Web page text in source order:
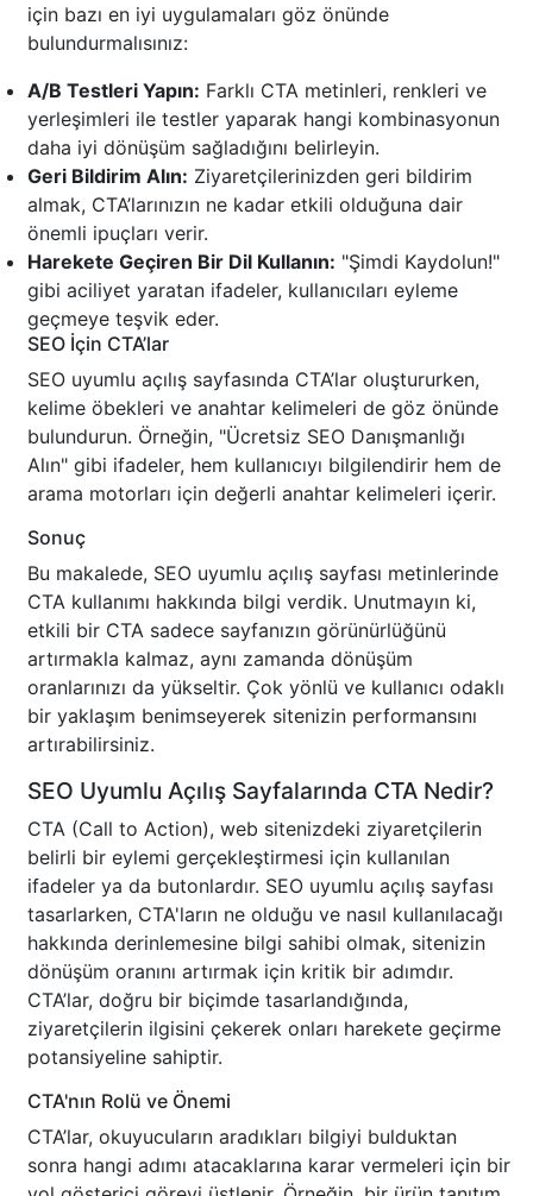
için bazı en iyi uygulamaları göz önünde
bulundurmalısınız:
A/B Testleri Yapın: Farklı CTA metinleri, renkleri ve
yerleşimleri ile testler yaparak hangi kombinasyonun
daha iyi dönüşüm sağladığını belirleyin.
Geri Bildirim Alın: Ziyaretçilerinizden geri bildirim
almak, CTA’larınızın ne kadar etkili olduğuna dair
önemli ipuçları verir.
Harekete Geçiren Bir Dil Kullanın: "Şimdi Kaydolun!"
gibi aciliyet yaratan ifadeler, kullanıcıları eyleme
geçmeye teşvik eder.
SEO İçin CTA’lar
SEO uyumlu açılış sayfasında CTA’lar oluştururken,
kelime öbekleri ve anahtar kelimeleri de göz önünde
bulundurun. Örneğin, "Ücretsiz SEO Danışmanlığı
Alın" gibi ifadeler, hem kullanıcıyı bilgilendirir hem de
arama motorları için değerli anahtar kelimeleri içerir.
Sonuç
Bu makalede, SEO uyumlu açılış sayfası metinlerinde
CTA kullanımı hakkında bilgi verdik. Unutmayın ki,
etkili bir CTA sadece sayfanızın görünürlüğünü
artırmakla kalmaz, aynı zamanda dönüşüm
oranlarınızı da yükseltir. Çok yönlü ve kullanıcı odaklı
bir yaklaşım benimseyerek sitenizin performansını
artırabilirsiniz.
SEO Uyumlu Açılış Sayfalarında CTA Nedir?
CTA (Call to Action), web sitenizdeki ziyaretçilerin
belirli bir eylemi gerçekleştirmesi için kullanılan
ifadeler ya da butonlardır. SEO uyumlu açılış sayfası
tasarlarken, CTA'ların ne olduğu ve nasıl kullanılacağı
hakkında derinlemesine bilgi sahibi olmak, sitenizin
dönüşüm oranını artırmak için kritik bir adımdır.
CTA’lar, doğru bir biçimde tasarlandığında,
ziyaretçilerin ilgisini çekerek onları harekete geçirme
potansiyeline sahiptir.
CTA'nın Rolü ve Önemi
CTA’lar, okuyucuların aradıkları bilgiyi bulduktan
sonra hangi adımı atacaklarına karar vermeleri için bir